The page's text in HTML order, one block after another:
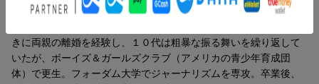
ワシントン，デンゼル（Washington,Denzel）
きに両親の離婚を経験し、１０代は粗暴な振る舞いを繰り返して
いたが、ボーイズ＆ガールズクラブ（アメリカの青少年育成団
体）で更生。フォーダム大学でジャーナリズムを専攻。卒業後、